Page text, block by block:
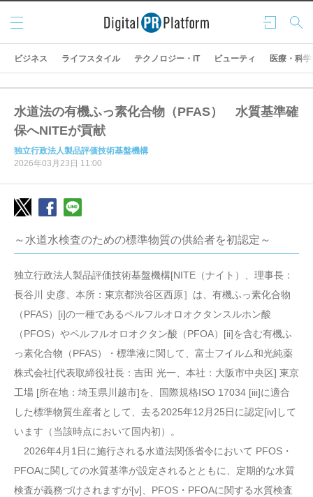
ログ
イン
検索
メニ
ュー
ビジネス ライフスタイル テクノロジー・IT ビューティ 医療・科学
水道法の有機ふっ素化合物（PFAS） 水質基準確
保へNITEが貢献
独立行政法人製品評価技術基盤機構
2026年03月23日 11:00
～水道水検査のための標準物質の供給者を初認定～
独立行政法人製品評価技術基盤機構[NITE（ナイト）、理事長：
長谷川 史彦、本所：東京都渋谷区西原］は、有機ふっ素化合物
（PFAS）[i]の一種であるペルフルオロオクタンスルホン酸
（PFOS）やペルフルオロオクタン酸（PFOA）[ii]を含む有機ふ
っ素化合物（PFAS）・標準液に関して、富士フイルム和光純薬
株式会社[代表取締役社長：吉田 光一、本社：大阪市中央区] 東京
工場 [所在地：埼玉県川越市]を、国際規格ISO 17034 [iii]に適合
した標準物質生産者として、去る2025年12月25日に認定[iv]して
います（当該時点において国内初）。
2026年4月1日に施行される水道法関係省令において PFOS・
PFOAに関しての水質基準が設定されるとともに、定期的な水質
検査が義務づけされますが[v]、PFOS・PFOAに関する水質検査